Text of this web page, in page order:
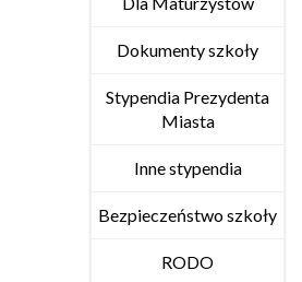
Dokumenty szkoły
Stypendia Prezydenta
Miasta
Inne stypendia
Bezpieczeństwo szkoły
RODO